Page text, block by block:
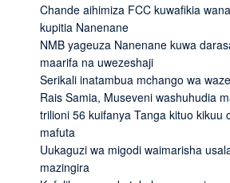
Chande aihimiza FCC kuwafikia
kupitia Nanenane
NMB yageuza Nanenane kuwa
maarifa na uwezeshaji
Serikali inatambua mchango wa
Rais Samia, Museveni washuhudia
trilioni 56 kuifanya Tanga kituo kikuu
mafuta
Uukaguzi wa migodi waimarisha
mazingira